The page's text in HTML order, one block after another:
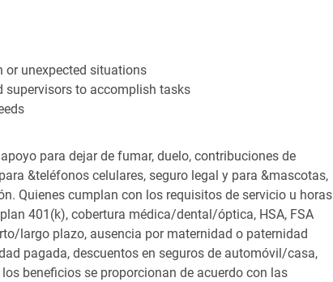
or unexpected situations
supervisors to accomplish tasks
para dejar de fumar, duelo, contribuciones de
&teléfonos celulares, seguro legal y para &mascotas,
Quienes cumplan con los requisitos de servicio u horas
401(k), cobertura médica/dental/óptica, HSA, FSA
largo plazo, ausencia por maternidad o paternidad
pagada, descuentos en seguros de automóvil/casa,
beneficios se proporcionan de acuerdo con las